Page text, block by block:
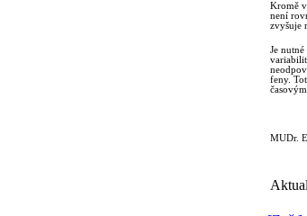
Kromě
není
zvyšuje
Je
feny.
MUDr.